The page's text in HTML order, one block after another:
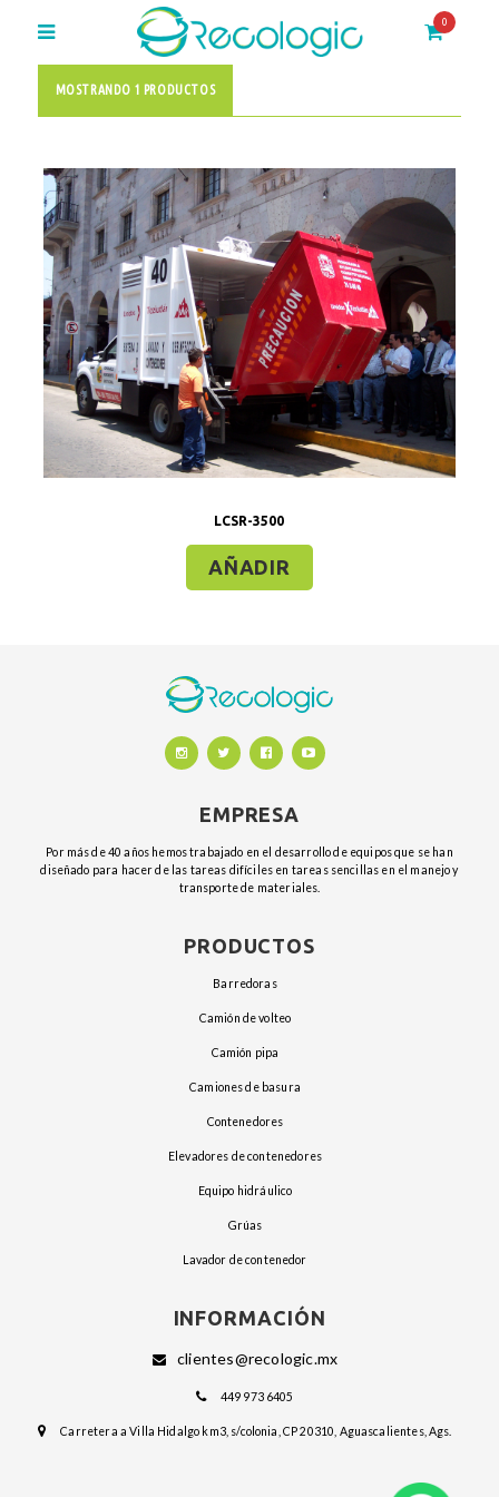
0
MOSTRANDO 1 PRODUCTOS
LCSR-3500
AÑADIR
EMPRESA
Por más de 40 años hemos trabajado en el desarrollo de equipos que se han
diseñado para hacer de las tareas difíciles en tareas sencillas en el manejo y
transporte de materiales.
PRODUCTOS
barredoras
camión de volteo
camión pipa
camiones de basura
contenedores
elevadores de contenedores
equipo hidráulico
grúas
lavador de contenedor
INFORMACIÓN
clientes@recologic.mx
449 973 6405
Carretera a Villa Hidalgo km3, s/colonia, CP 20310, Aguascalientes, Ags.